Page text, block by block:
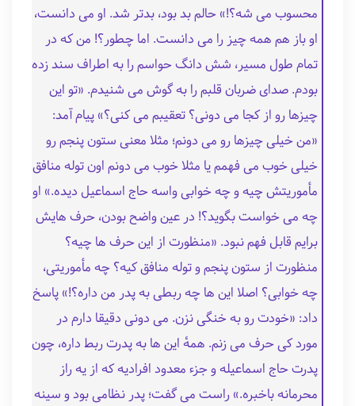
محسوب می شه؟!» حالم بد بود، بدتر شد. او می دانست،
او باز هم همه چیز را می دانست. اما چطور؟! من که در
تمام طول مسیر، شش دانگ حواسم را به اطراف سند زده
بودم. صدای ضربان قلبم را به گوش می شنیدم. «تو این
چیزها رو از کجا می دونی؟ تعقیبم می کنی؟» پیام آمد:
«من خیلی چیزها رو می دونم؛ مثلا معنی ستون پنجم رو
خیلی خوب می فهمم یا مثلا خوب می دونم اون توله منافق
مأموریتش چیه و چه خوابی واسه حاج اسماعیل دیده.» او
چه می خواست بگوید؟! در عین واضح بودن، حرف هایش
برایم قابل فهم نبود. «منظورت از این حرف ها چیه؟
منظورت از ستون پنجم و توله منافق کیه؟ چه مأموریتی،
چه خوابی؟ اصلا این ها چه ربطی به پدر من داره؟!» پاسخ
داد: «خودت رو به خنگی نزن. می دونی دقیقا دارم در
مورد کی حرف می زنم. همهٔ این ها به پدرت ربط داره، چون
پدرت حاج اسماعیله و جزء معدود افرادیه که از یه راز
محرمانه باخبره.» راست می گفت؛ پدر نظامی بود و سینه